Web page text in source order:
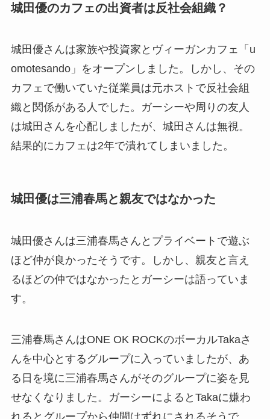
城田優のカフェの出資者は反社会組織？
城田優さんは家族や投資家とヴィーガンカフェ「u
omotesando」をオープンしました。しかし、その
カフェで働いていた従業員は元ホストで反社会組
織と関係がある人でした。ガーシーや周りの友人
は城田さんを心配しましたが、城田さんは無視。
結果的にカフェは2年で潰れてしまいました。
城田優は三浦春馬と親友ではなかった
城田優さんは三浦春馬さんとプライベートで遊ぶ
ほど仲が良かったそうです。しかし、親友と言え
るほどの仲ではなかったとガーシーは語っていま
す。
三浦春馬さんはONE OK ROCKのボーカルTakaさ
んを中心とするグループに入っていましたが、あ
る日を境に三浦春馬さんがそのグループに姿を見
せなくなりました。ガーシーによるとTakaに嫌わ
れるとグループから仲間はずれにされるそうで